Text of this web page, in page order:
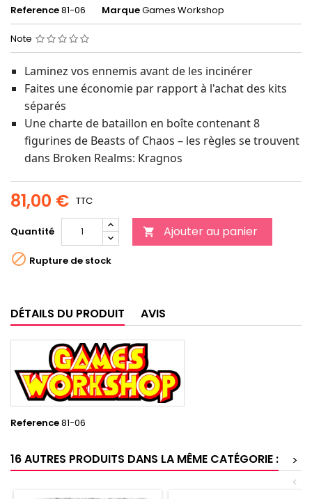
Reference81-06 MarqueGames Workshop
Note
Laminez vos ennemis avant de les incinérer
Faites une économie par rapport à l'achat des kits
séparés
Une charte de bataillon en boîte contenant 8
figurines de Beasts of Chaos – les règles se trouvent
dans Broken Realms: Kragnos
81,00 € TTC
Quantité  Ajouter au panier
 Rupture de stock
DÉTAILS DU PRODUIT AVIS
Reference81-06
16 AUTRES PRODUITS DANS LA MÊME CATÉGORIE :
>
<